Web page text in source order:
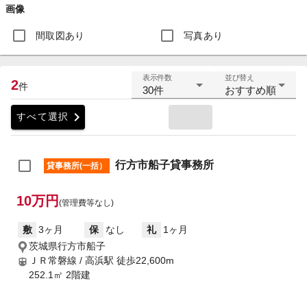
画像
間取図あり 写真あり
2件
表示件数
30件
並び替え
おすすめ順
すべて選択 chevron_right
貸事務所(一括） 行方市船子貸事務所
10万円 (管理費等なし)
敷 3ヶ月 保 なし 礼
1ヶ月
茨城県行方市船子
ＪＲ常磐線 / 高浜駅 徒歩22,600m
252.1㎡ 2階建